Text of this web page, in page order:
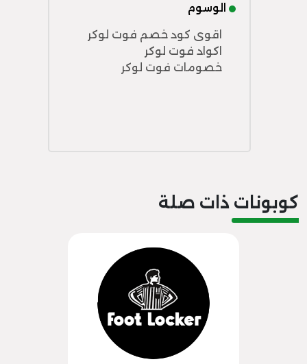
الوسوم
اقوى كود خصم فوت لوكر
اكواد فوت لوكر
خصومات فوت لوكر
كوبونات ذات صلة